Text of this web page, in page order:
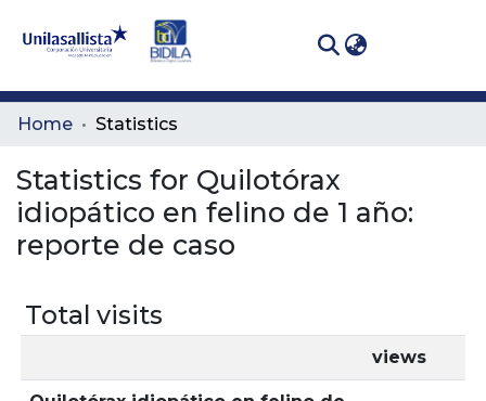
Communities
All of DSpace
Home Statistics
Statistics for Quilotórax
idiopático en felino de 1 año:
reporte de caso
Total visits
views